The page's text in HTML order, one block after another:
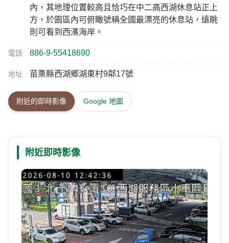
內，其地理位置較高且恰巧在中二高西湖休息站正上
方，於園區內可俯瞰號稱全國最漂亮的休息站，遠眺
則可看到西濱海岸。
電話 886-9-55418690
地址 苗栗縣西湖鄉湖東村9鄰17號
附近的即時影像 Google 地圖
附近即時影像